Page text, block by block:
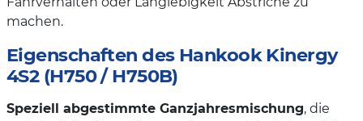
machen.
Eigenschaften des Hankook Kinergy
4S2 (H750 / H750B)
Speziell abgestimmte Ganzjahresmischung, die